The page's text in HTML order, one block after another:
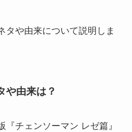
タや由来について説明しま
や由来は？
『チェンソーマン レゼ篇』